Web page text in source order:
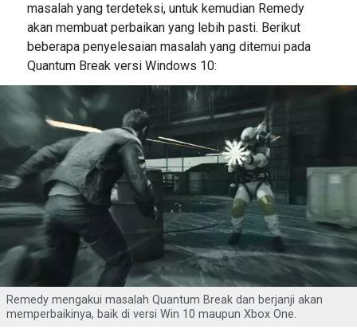
masalah yang terdeteksi, untuk kemudian Remedy
akan membuat perbaikan yang lebih pasti. Berikut
beberapa penyelesaian masalah yang ditemui pada
Quantum Break versi Windows 10:
Remedy mengakui masalah Quantum Break dan berjanji akan
memperbaikinya, baik di versi Win 10 maupun Xbox One.